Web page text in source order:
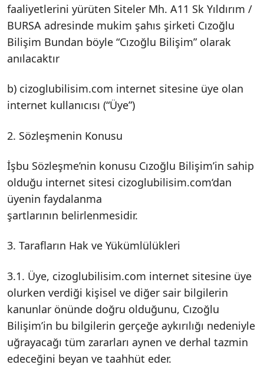
faaliyetlerini yürüten Siteler Mh. A11 Sk Yıldırım /
BURSA adresinde mukim şahıs şirketi Cızoğlu
Bilişim Bundan böyle “Cızoğlu Bilişim” olarak
anılacaktır
b) cizoglubilisim.com internet sitesine üye olan
internet kullanıcısı (“Üye”)
2. Sözleşmenin Konusu
İşbu Sözleşme’nin konusu Cızoğlu Bilişim’in sahip
olduğu internet sitesi cizoglubilisim.com‘dan
üyenin faydalanma
şartlarının belirlenmesidir.
3. Tarafların Hak ve Yükümlülükleri
3.1. Üye, cizoglubilisim.com internet sitesine üye
olurken verdiği kişisel ve diğer sair bilgilerin
kanunlar önünde doğru olduğunu, Cızoğlu
Bilişim’in bu bilgilerin gerçeğe aykırılığı nedeniyle
uğrayacağı tüm zararları aynen ve derhal tazmin
edeceğini beyan ve taahhüt eder.